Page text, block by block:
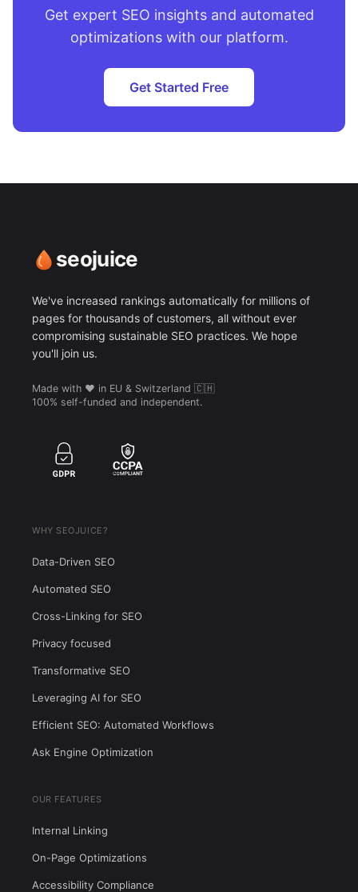
Get expert SEO insights and automated
optimizations with our platform.
Get Started Free
seojuice
We've increased rankings automatically for millions of
pages for thousands of customers, all without ever
compromising sustainable SEO practices. We hope
you'll join us.
Made with ❤️ in EU & Switzerland 🇨🇭
100% self-funded and independent.
WHY SEOJUICE?
Data-Driven SEO
Automated SEO
Cross-Linking for SEO
Privacy focused
Transformative SEO
Leveraging AI for SEO
Efficient SEO: Automated Workflows
Ask Engine Optimization
OUR FEATURES
Internal Linking
On-Page Optimizations
Accessibility Compliance